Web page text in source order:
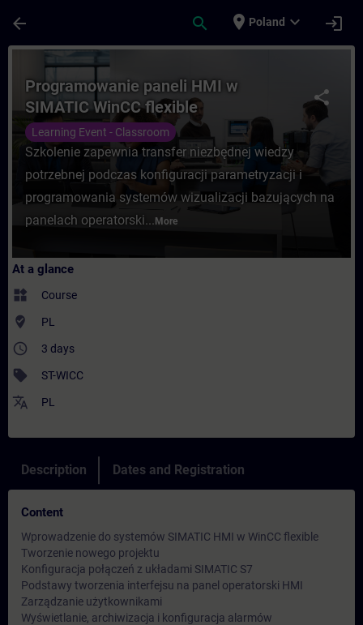
arrow_back search place Poland expand_more login
Course - Programowanie paneli HMI w
share
Programowanie paneli HMI w
SIMATIC WinCC flexible
Learning Event - Classroom
Szkolenie zapewnia transfer niezbędnej wiedzy
potrzebnej podczas konfiguracji parametryzacji i
programowania systemów wizualizacji bazujących na
panelach operatorski... More
At a glance
widgets Course
where_to_vote PL
access_time 3 days
sell ST-WICC
translate PL
Description Dates and Registration
Content
Wprowadzenie do systemów SIMATIC HMI w WinCC flexible
Tworzenie nowego projektu
Konfiguracja połączeń z układami SIMATIC S7
Podstawy tworzenia interfejsu na panel operatorski HMI
Zarządzanie użytkownikami
Wyświetlanie, archiwizacja i konfiguracja alarmów